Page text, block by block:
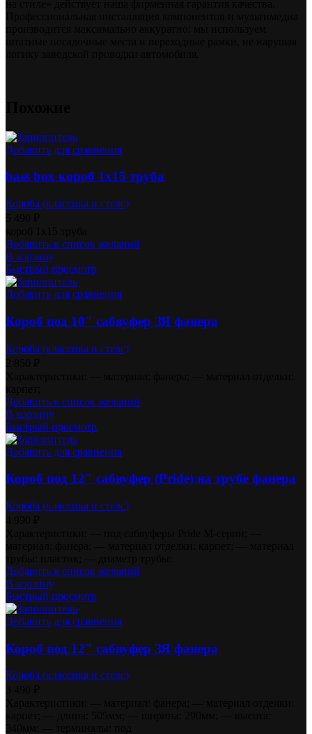
Добавить для сравнения
bass box короб 1х15 труба
Короба (классика и стелс)
Добавить в список желаний
В корзину
Быстрый просмотр
Добавить для сравнения
Короб под 10″ сабвуфер ЗЯ фанера
Короба (классика и стелс)
Добавить в список желаний
В корзину
Быстрый просмотр
Добавить для сравнения
Короб под 12″ сабвуфер (Pride) на трубе фанера
Короба (классика и стелс)
Добавить в список желаний
В корзину
Быстрый просмотр
Добавить для сравнения
Короб под 12″ сабвуфер ЗЯ фанера
Короба (классика и стелс)